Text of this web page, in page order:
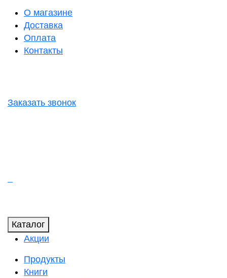
О магазине
Доставка
Оплата
Контакты
Заказать звонок
Каталог
Акции
Продукты
Книги